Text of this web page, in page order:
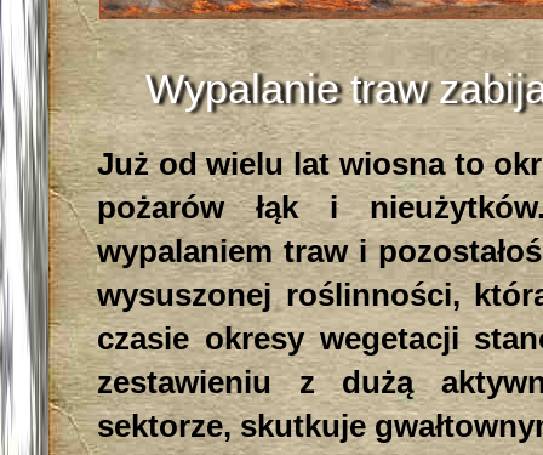
Wypalanie traw
Już od wielu lat wiosna to
pożarów łąk i
wypalaniem traw i
wysuszonej roślinności,
czasie okresy wegetacji
zestawieniu z dużą
sektorze, skutkuje